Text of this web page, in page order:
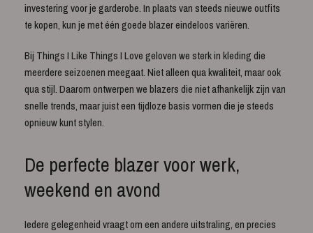
investering voor je garderobe. In plaats van steeds nieuwe outfits
te kopen, kun je met één goede blazer eindeloos variëren.
Bij Things I Like Things I Love geloven we sterk in kleding die
meerdere seizoenen meegaat. Niet alleen qua kwaliteit, maar ook
qua stijl. Daarom ontwerpen we blazers die niet afhankelijk zijn van
snelle trends, maar juist een tijdloze basis vormen die je steeds
opnieuw kunt stylen.
De perfecte blazer voor werk,
weekend en avond
Iedere gelegenheid vraagt om een andere uitstraling, en precies